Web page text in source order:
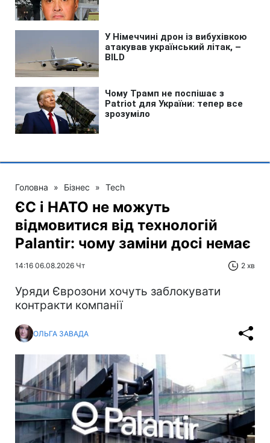
Головна » Бізнес » Tech
ЄС і НАТО не можуть
відмовитися від технологій
Palantir: чому заміни досі немає
14:16 06.08.2026 Чт 2 хв
Уряди Єврозони хочуть заблокувати
контракти компанії
ОЛЬГА ЗАВАДА